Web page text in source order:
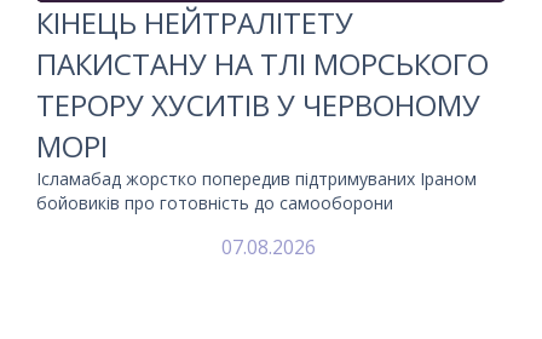
КІНЕЦЬ НЕЙТРАЛІТЕТУ
ПАКИСТАНУ НА ТЛІ МОРСЬКОГО
ТЕРОРУ ХУСИТІВ У ЧЕРВОНОМУ
МОРІ
Ісламабад жорстко попередив підтримуваних Іраном
бойовиків про готовність до самооборони
07.08.2026